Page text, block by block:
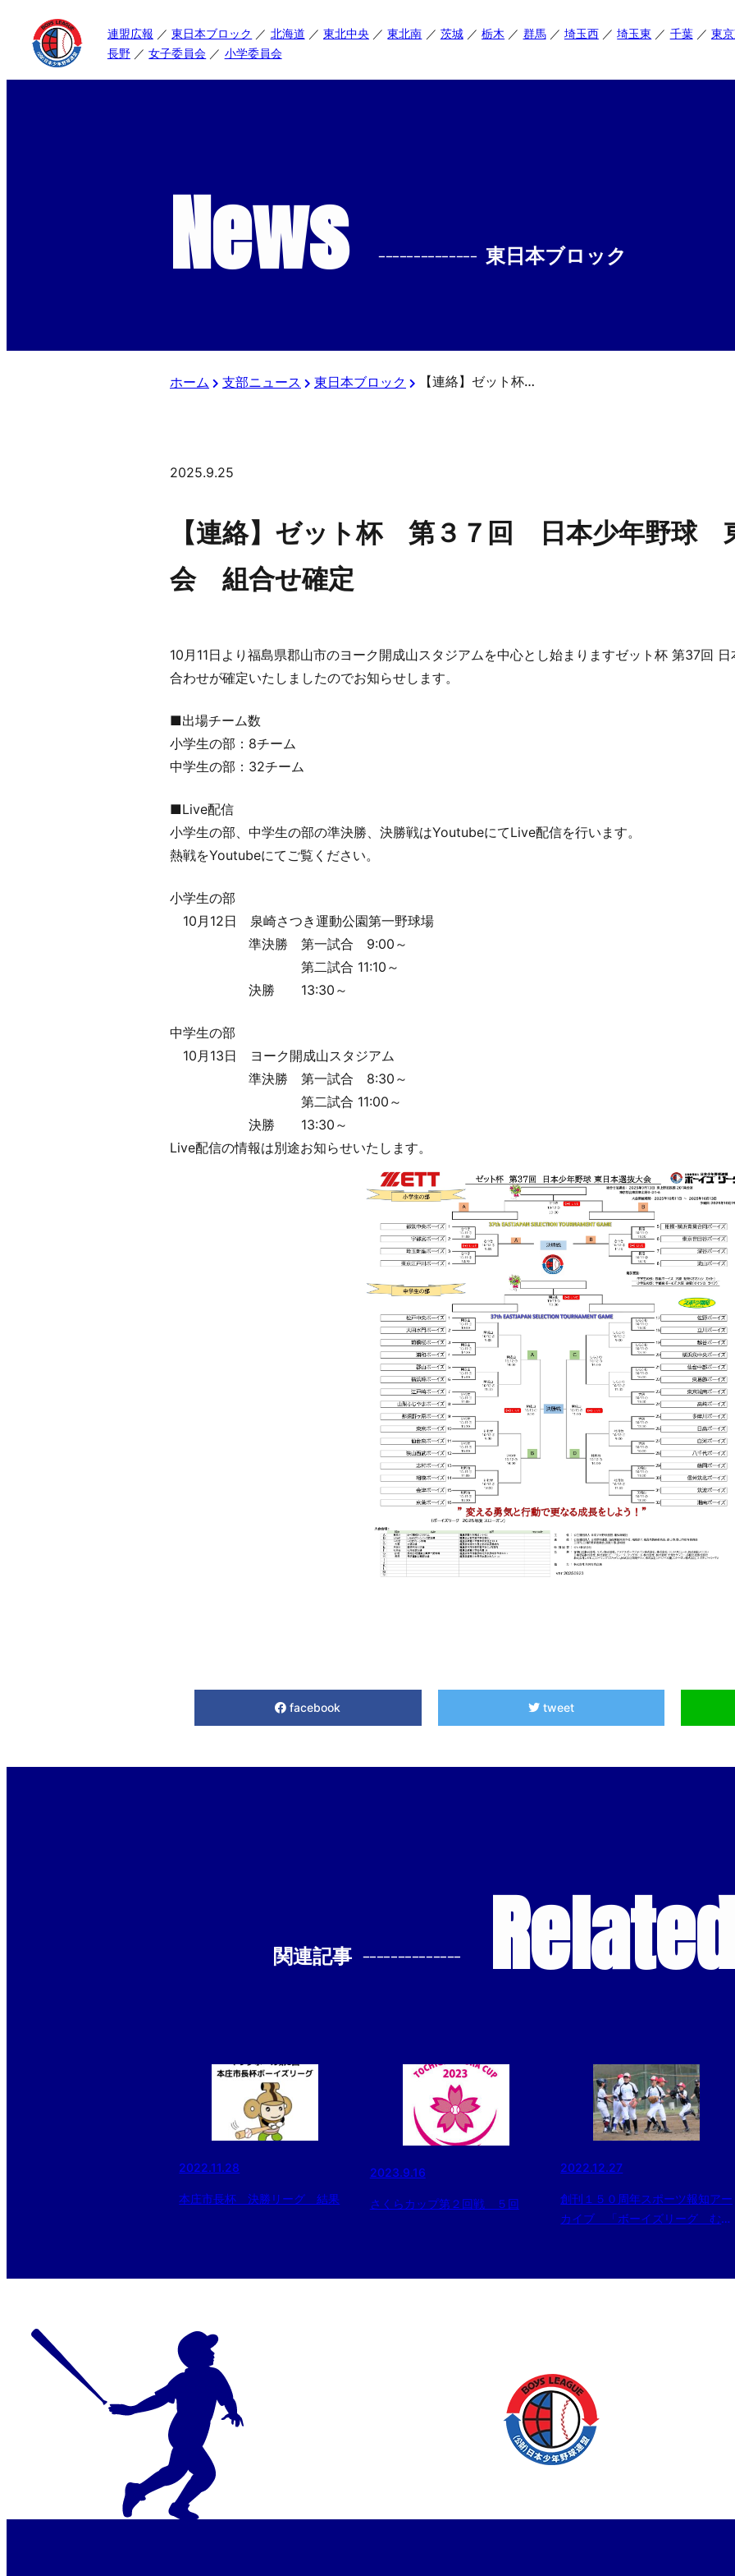
連盟広報 東日本ブロック 北海道 東北中央 東北南 茨城 栃木 群馬 埼玉西 埼玉東 千葉
東
長野
女子委員会 小学委員会
News -------------- 東日本ブロック
ホーム 支部ニュース 東日本ブロック 【連絡】ゼット杯 第３７回 日本少年野球 東日本選抜大会 組合せ確定
2025.9.25
【連絡】ゼット杯 第３７回 日本少年野球
会 組合せ確定
10月11日より福島県郡山市のヨーク開成山スタジアムを中心とし始まりますゼット杯 第37回
合わせが確定いたしましたのでお知らせします。
■出場チーム数
小学生の部：8チーム
中学生の部：32チーム
■Live配信
小学生の部、中学生の部の準決勝、決勝戦はYoutubeにてLive配信を行います。
熱戦をYoutubeにてご覧ください。
小学生の部
10月12日 泉崎さつき運動公園第一野球場
準決勝 第一試合 9:00～
第二試合 11:10～
決勝 13:30～
中学生の部
10月13日 ヨーク開成山スタジアム
準決勝 第一試合 8:30～
第二試合 11:00～
決勝 13:30～
Live配信の情報は別途お知らせいたします。
facebook tweet
関連記事 --------------
2022.11.28
本庄市長杯 決勝リーグ 結果
2023.9.16
さくらカップ第２回戦 ５回
2022.12.27
創刊１５０周年スポーツ報知アー
カイブ 「ボーイズリーグ むか